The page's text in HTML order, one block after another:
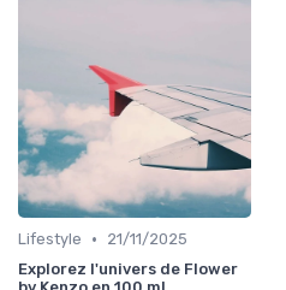
Lifestyle •
21/11/2025
Explorez l'univers de Flower